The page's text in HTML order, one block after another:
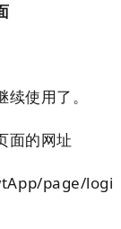
使用了。
面的网址
page/logi